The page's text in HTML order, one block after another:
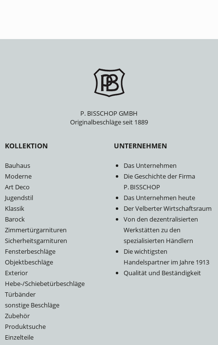
P. BISSCHOP GMBH
Originalbeschläge seit 1889
KOLLEKTION
Bauhaus
Moderne
Art Deco
Jugendstil
Klassik
Barock
Zimmertürgarnituren
Sicherheitsgarnituren
Fensterbeschläge
Objektbeschläge
Exterior
Hebe-/Schiebetürbeschläge
Türbänder
sonstige Beschläge
Zubehör
Produktsuche
Einzelteile
UNTERNEHMEN
Das Unternehmen
Die Geschichte der Firma
P. BISSCHOP
Das Unternehmen heute
Der Velberter Wirtschaftsraum
Von den dezentralisierten
Werkstätten zu den
spezialisierten Händlern
Die wichtigsten
Handelspartner im Jahre 1913
Qualität und Beständigkeit